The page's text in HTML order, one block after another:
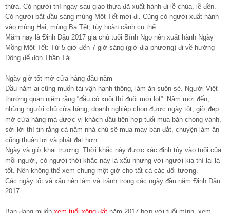
thừa. Có người thì ngay sau giao thừa đã xuất hành đi lễ chùa, lễ đền.
Có người bắt đầu sáng mùng Một Tết mới đi. Cũng có người xuất hành
vào mùng Hai, mùng Ba Tết, tùy hoàn cảnh cụ thể.
Măm nay là Đinh Dậu 2017 gia chủ tuổi Bính Ngọ nên xuất hành Ngày
Mồng Một Tết: Từ 5 giờ đến 7 giờ sáng (giờ địa phương) đi về hướng
Đông để đón Thần Tài.
Ngày giờ tốt mở cửa hàng đầu năm
Đầu năm ai cũng muốn tài vận hanh thông, làm ăn suôn sẻ. Người Việt
thường quan niệm rằng “đầu có xuôi thì đuôi mới lọt”. Năm mới đến,
những người chủ cửa hàng, doanh nghiệp chọn được ngày tốt, giờ đẹp
mở cửa hàng mà được vị khách đầu tiên hợp tuổi mua bán chóng vánh,
sởi lởi thì tin rằng cả năm nhà chủ sẽ mua may bán đắt, chuyện làm ăn
cũng thuận lợi và phát đạt hơn.
Ngày và giờ khai trương. Thời khắc này được xác định tùy vào tuổi của
mỗi người, có người thời khắc này là xấu nhưng với người kia thì lại là
tốt. Nên không thể xem chung một giờ cho tất cả các đối tượng.
Các ngày tốt và xấu nên làm và tránh trong các ngày đầu năm Đinh Dậu
2017